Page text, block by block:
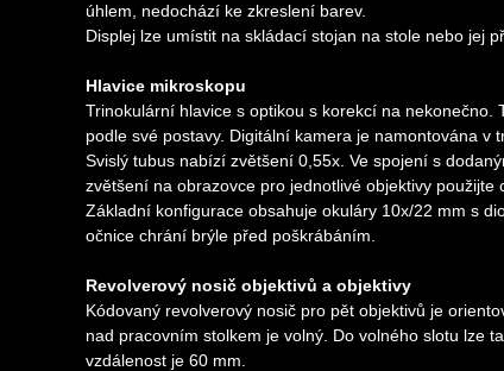
úhlem, nedochází ke zkreslení barev.
Displej lze umístit na skládací stojan na stole nebo jej
Hlavice mikroskopu
Trinokulární hlavice s optikou s korekcí na nekonečno.
podle své postavy. Digitální kamera je namontována
Svislý tubus nabízí zvětšení 0,55x. Ve spojení s
zvětšení na obrazovce pro jednotlivé objektivy použijte
Základní konfigurace obsahuje okuláry 10x/22 mm s
očnice chrání brýle před poškrábáním.
Revolverový nosič objektivů a objektivy
Kódovaný revolverový nosič pro pět objektivů je
nad pracovním stolkem je volný. Do volného slotu lze
vzdálenost je 60 mm.